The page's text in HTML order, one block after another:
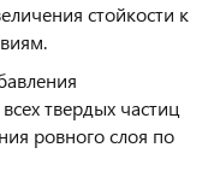
стойкости к
твердых частиц
ровного слоя по